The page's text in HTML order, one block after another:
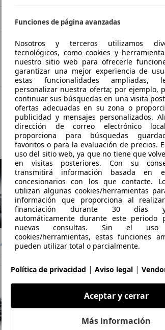
Vendedor, ES-30565 TORRES DE
Mostrar todas las ofertas
Las mejores marcas
Audi TT Volkswagen Golf
Funciones de página avanzadas
Nosotros y terceros utilizamos
tecnológicos, como cookies y
nuestro sitio web para ofrecerle
garantizar una mejor experiencia de
estas funcionalidades ampliadas,
personalizar nuestra oferta; por ejemplo,
continuar sus búsquedas en una visita
ofertas adecuadas en su zona o
publicidad y mensajes personalizados.
dirección de correo electrónico
proporciona para búsquedas
favoritos o para la evaluación de precios.
uso del sitio web, ya que no tiene que
en visitas posteriores. Con su
transmitirá información basada
concesionarios con los que contacte.
utilizan algunas cookies/herramientas
información que proporciona al
financiación durante 30 días
automáticamente durante este periodo
nuevas consultas. Sin el
cookies/herramientas, estas funciones
pueden utilizar total o parcialmente.
Política de privacidad | Aviso legal |
Aceptar y cerrar
Más información